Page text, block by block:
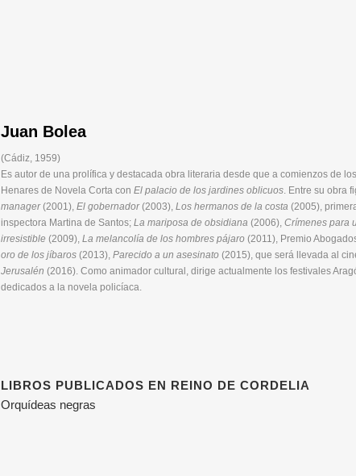
Juan Bolea
(Cádiz, 1959)
Es autor de una prolífica y destacada obra literaria desde que a comienzos de
Henares de Novela Corta con El palacio de los jardines oblicuos. Entre su obra
manager(2001), El gobernador(2003), Los hermanos de la costa (2005),
inspectora Martina de Santos; La mariposa de obsidiana (2006), Crímenes para
irresistible (2009), La melancolía de los hombres pájaro (2011), Premio
oro de los jíbaros (2013), Parecido a un asesinato (2015), que será llevada al
Jerusalén (2016). Como animador cultural, dirige actualmente los festivales
dedicados a la novela policíaca.
LIBROS PUBLICADOS EN REINO DE CORDELIA
Orquídeas negras